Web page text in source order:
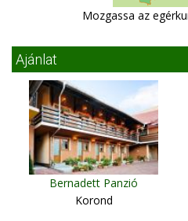
Mozgassa az
Ajánlat
Bernadett Panzió
Korond